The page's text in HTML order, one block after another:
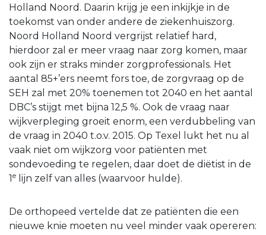
Holland Noord. Daarin krijg je een inkijkje in de
toekomst van onder andere de ziekenhuiszorg.
Noord Holland Noord vergrijst relatief hard,
hierdoor zal er meer vraag naar zorg komen, maar
ook zijn er straks minder zorgprofessionals. Het
aantal 85+’ers neemt fors toe, de zorgvraag op de
SEH zal met 20% toenemen tot 2040 en het aantal
DBC’s stijgt met bijna 12,5 %. Ook de vraag naar
wijkverpleging groeit enorm, een verdubbeling van
de vraag in 2040 t.o.v. 2015. Op Texel lukt het nu al
vaak niet om wijkzorg voor patiënten met
sondevoeding te regelen, daar doet de diëtist in de
1 e lijn zelf van alles (waarvoor hulde).
De orthopeed vertelde dat ze patiënten die een
nieuwe knie moeten nu veel minder vaak opereren: